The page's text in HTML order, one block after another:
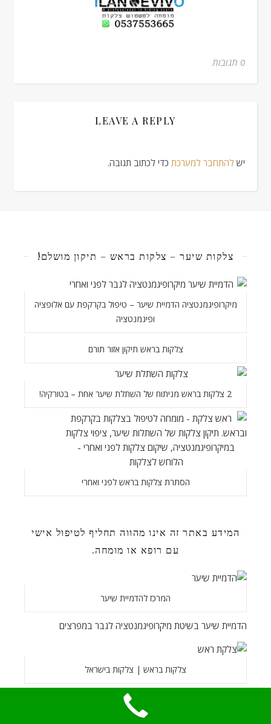
0 תגובות
LEAVE A REPLY
יש להתחבר למערכת כדי לכתוב תגובה.
צלקות שיער – צלקות בראש – תיקון מושלם!
מיקרופיגמנטציה הדמיית שיער – טיפול בקרקפת עם אלופציה
ופיגמנטציה
צלקות בראש תיקון אזור תורם
2 צלקות בראש מניתוח של השתלת שיער אחת – בטורקיה!
הסתרת צלקות בראש לפני ואחרי
המידע באתר זה אינו מהווה תחליף לטיפול אישי
עם רופא או מומחה.
המרכז להדמיית שיער
הדמיית שיער בשיטת מיקרופיגמנטציה לגבר במפרצים
צלקות בראש | צלקות בישראל
הדמיית שיער מיקרופיגמנטציה – טיפול מושלם למילוי קרחות